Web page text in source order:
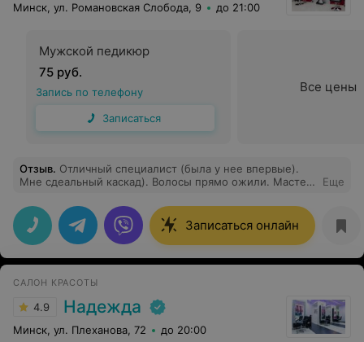
Минск, ул. Романовская Слобода, 9 до 21:00
Мужской педикюр
75 руб.
Запись по телефону
Записаться
Все цены
Отзыв. Отличный специалист (была у нее впервые).
Мне сдеальный каскад). Волосы прямо ожили. Мастер
за волосами. Спасибо за прекрасную работу!
Атмосфера в салоне, начиная с ресепшена
располагает вернуться обратно)
Еще
Записаться онлайн
САЛОН КРАСОТЫ
4.9 Надежда
Минск, ул. Плеханова, 72 до 20:00